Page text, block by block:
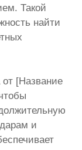
Такой
найти
[Название
и